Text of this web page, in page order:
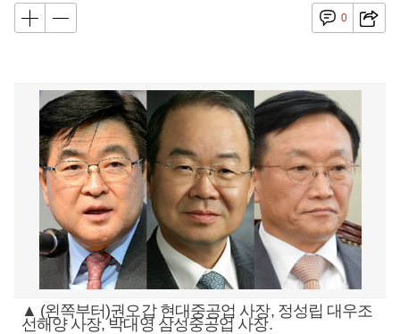
0
▲ (왼쪽부터)권오갑 현대중공업 사장, 정성립 대우조
선해양 사장, 박대영 삼성중공업 사장.